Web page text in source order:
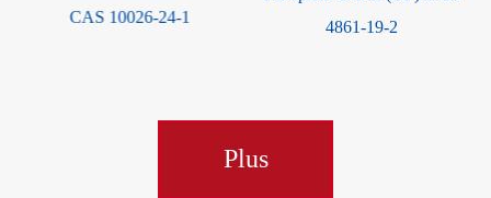
Plus